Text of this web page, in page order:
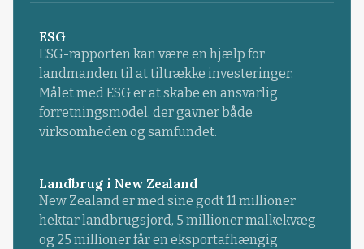
ESG
ESG-rapporten kan være en hjælp for
landmanden til at tiltrække investeringer.
Målet med ESG er at skabe en ansvarlig
forretningsmodel, der gavner både
virksomheden og samfundet.
Landbrug i New Zealand
New Zealand er med sine godt 11 millioner
hektar landbrugsjord, 5 millioner malkekvæg
og 25 millioner får en eksportafhængig